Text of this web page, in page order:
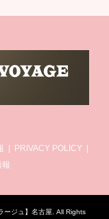
PRIVACY POLICY
報
ージュ】名古屋 . All Rights